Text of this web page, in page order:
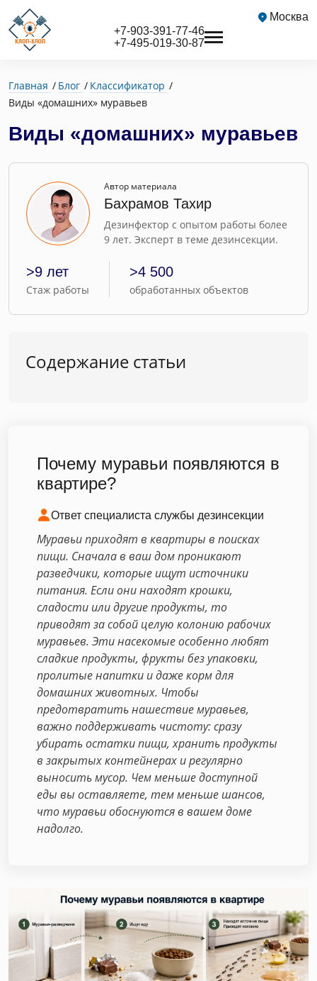
Москва
+7-903-391-77-46
+7-495-019-30-87
Главная Блог
Классификатор
Виды «домашних» муравьев
Виды «домашних» муравьев
Автор материала
Бахрамов Тахир
Дезинфектор с опытом работы более
9 лет. Эксперт в теме дезинсекции.
>9 лет
Стаж работы
>4 500
обработанных объектов
Содержание статьи
Почему муравьи появляются в
квартире?
Ответ специалиста службы дезинсекции
Муравьи приходят в квартиры в поисках
пищи. Сначала в ваш дом проникают
разведчики, которые ищут источники
питания. Если они находят крошки,
сладости или другие продукты, то
приводят за собой целую колонию рабочих
муравьев. Эти насекомые особенно любят
сладкие продукты, фрукты без упаковки,
пролитые напитки и даже корм для
домашних животных. Чтобы
предотвратить нашествие муравьев,
важно поддерживать чистоту: сразу
убирать остатки пищи, хранить продукты
в закрытых контейнерах и регулярно
выносить мусор. Чем меньше доступной
еды вы оставляете, тем меньше шансов,
что муравьи обоснуются в вашем доме
надолго.